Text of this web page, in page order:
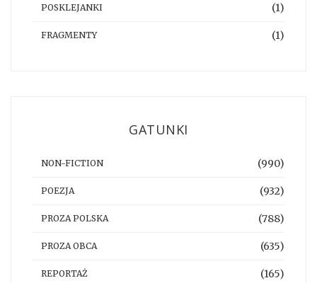
POSKLEJANKI (1)
FRAGMENTY (1)
GATUNKI
NON-FICTION (990)
POEZJA (932)
PROZA POLSKA (788)
PROZA OBCA (635)
REPORTAŻ (165)